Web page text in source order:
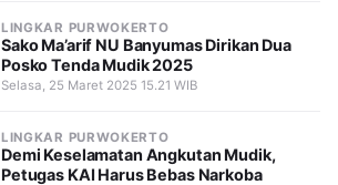
LINGKAR PURWOKERTO
Sako Ma’arif NU Banyumas Dirikan Dua
Posko Tenda Mudik 2025
Selasa, 25 Maret 2025 15.21 WIB
LINGKAR PURWOKERTO
Demi Keselamatan Angkutan Mudik,
Petugas KAI Harus Bebas Narkoba